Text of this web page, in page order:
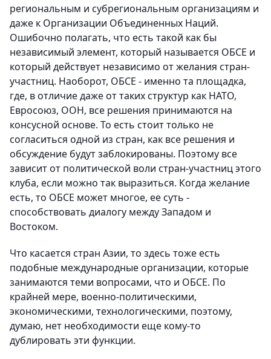
региональным и субрегиональным организациям и
даже к Организации Объединенных Наций.
Ошибочно полагать, что есть такой как бы
независимый элемент, который называется ОБСЕ и
который действует независимо от желания стран-
участниц. Наоборот, ОБСЕ - именно та площадка,
где, в отличие даже от таких структур как НАТО,
Евросоюз, ООН, все решения принимаются на
консусной основе. То есть стоит только не
согласиться одной из стран, как все решения и
обсуждение будут заблокированы. Поэтому все
зависит от политической воли стран-участниц этого
клуба, если можно так выразиться. Когда желание
есть, то ОБСЕ может многое, ее суть -
способствовать диалогу между Западом и
Востоком.
Что касается стран Азии, то здесь тоже есть
подобные международные организации, которые
занимаются теми вопросами, что и ОБСЕ. По
крайней мере, военно-политическими,
экономическими, технологическими, поэтому,
думаю, нет необходимости еще кому-то
дублировать эти функции.